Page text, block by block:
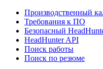
Производственный
Требования к ПО
Безопасный
HeadHunter API
Поиск работы
Поиск по резюме